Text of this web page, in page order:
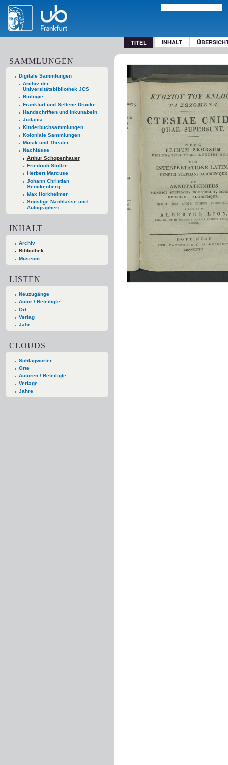
TITEL INHALT
SAMMLUNGEN
Digitale Sammlungen
Archiv der
Universitätsbibliothek JCS
Biologie
Frankfurt und Seltene Drucke
Handschriften und Inkunabeln
Judaica
Kinderbuchsammlungen
Koloniale Sammlungen
Musik und Theater
Nachlässe
Arthur Schopenhauer
Friedrich Stoltze
Herbert Marcuse
Johann Christian
Senckenberg
Max Horkheimer
Sonstige Nachlässe und
Autographen
INHALT
Archiv
Bibliothek
Museum
LISTEN
Neuzugänge
Autor / Beteiligte
Ort
Verlag
Jahr
CLOUDS
Schlagwörter
Orte
Autoren / Beteiligte
Verlage
Jahre